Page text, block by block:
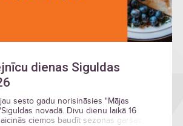
dienas Siguldas
sesto gadu norisināsies "Mājas
novadā. Divu dienu laikā 16
ciemos baudīt sezonas garšas,